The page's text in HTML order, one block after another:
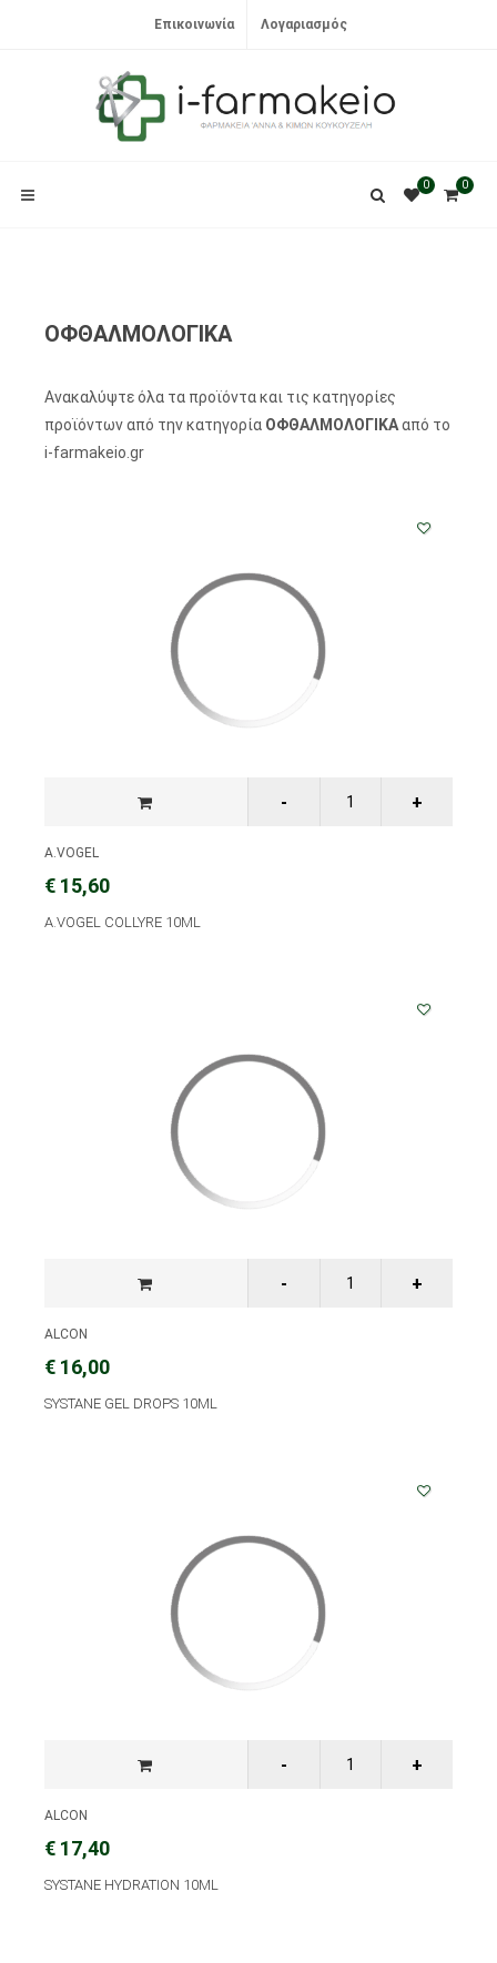
Επικοινωνία Λογαριασμός
0
0
ΟΦΘΑΛΜΟΛΟΓΙΚΑ
Ανακαλύψτε όλα τα προϊόντα και τις κατηγορίες
προϊόντων από την κατηγορία ΟΦΘΑΛΜΟΛΟΓΙΚΑαπό το
i-farmakeio.gr
A.VOGEL
€ 15,60
A.VOGEL COLLYRE 10ML
ALCON
€ 16,00
SYSTANE GEL DROPS 10ML
ALCON
€ 17,40
SYSTANE HYDRATION 10ML